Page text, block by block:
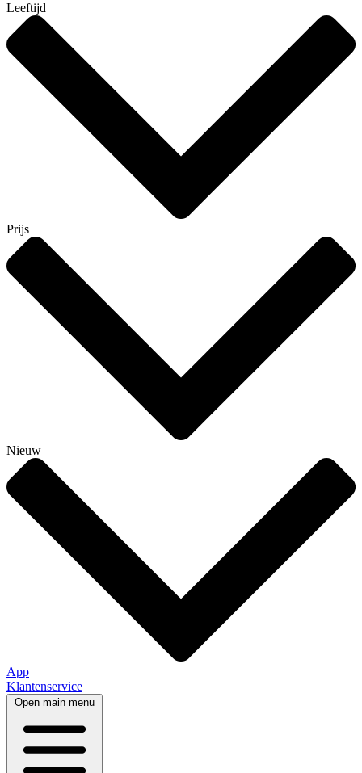
Leeftijd
Prijs
Nieuw
App
Klantenservice
Open main menu